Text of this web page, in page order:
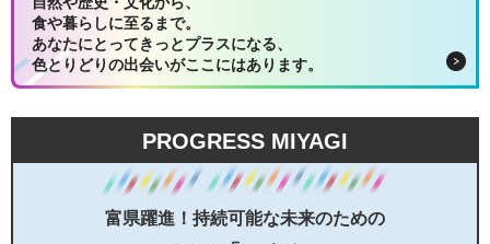
食や暮らしに至るまで。
あなたにとってきっとプラスになる、
色とりどりの出会いがここにはあります。
PROGRESS MIYAGI
富県躍進！持続可能な未来のための